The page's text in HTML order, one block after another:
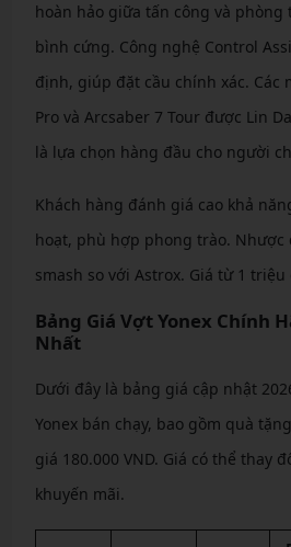
hoàn hảo giữa tấn công và
bình cứng. Công nghệ Control
định, giúp đặt cầu chính xác. Các
Pro và Arcsaber 7 Tour được Lin
là lựa chọn hàng đầu cho người
Khách hàng đánh giá cao khả
hoạt, phù hợp phong trào.
smash so với Astrox. Giá từ 1 triệu
Bảng Giá Vợt Yonex Chính
Nhất
Dưới đây là bảng giá cập nhật
Yonex bán chạy, bao gồm quà
giá 180.000 VND. Giá có thể thay
khuyến mãi.